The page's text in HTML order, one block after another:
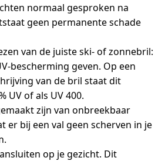
normaal gesproken na
geen permanente schade
van de juiste ski- of zonnebril:
bescherming geven. Op een
van de bril staat dit
UV of als UV 400.
zijn van onbreekbaar
er bij een val geen scherven in je
op je gezicht. Dit